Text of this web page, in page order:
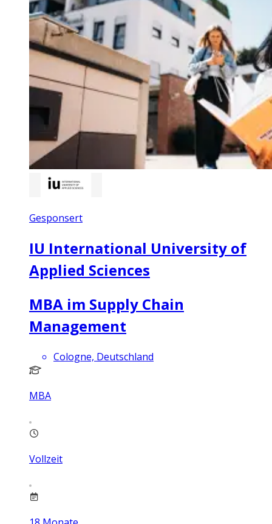
Gesponsert
IU International University of
Applied Sciences
MBA im Supply Chain
Management
Cologne, Deutschland
MBA
Vollzeit